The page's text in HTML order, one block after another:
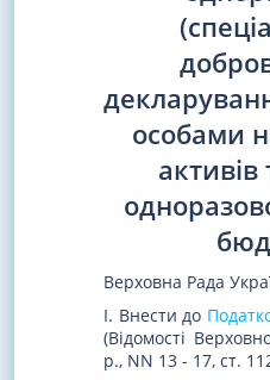
особами
активів
Верховна Рада
I. Внести до
(Відомості
р., NN 13 - 17, ст.